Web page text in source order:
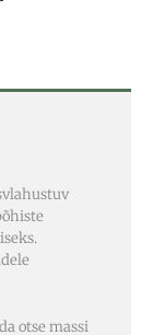
otse massi